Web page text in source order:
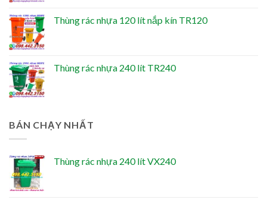
Thùng rác nhựa 120 lít nắp kín TR120
Thùng rác nhựa 240 lít TR240
BÁN CHẠY NHẤT
Thùng rác nhựa 240 lít VX240